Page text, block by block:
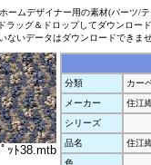
ームデザイナー用の素材(パーツ/
ラッグ＆ドロップしてダウンロー
ないデータはダウンロードできませ
ｯﾄ38.mtb
分類
カー
メーカー
住江
シリーズ
品名
住江
色